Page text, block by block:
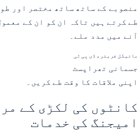
منصوبے کے ساتھ ساتھ مختصر اور
طے کرتے ہیں تاکہ ان کو ان کے
آنے میں مدد ملے۔
مائیکل فریئر، ڈی پی ٹی
جسمانی تھراپسٹ
اپنی ملاقات کا وقت طے کریں۔
کانٹوں کی لکڑی کے
امیجنگ کی خدمات